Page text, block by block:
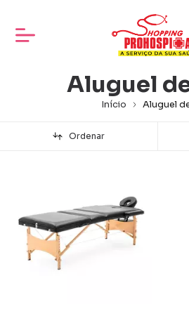
Aluguel
Início Aluguel
Ordenar